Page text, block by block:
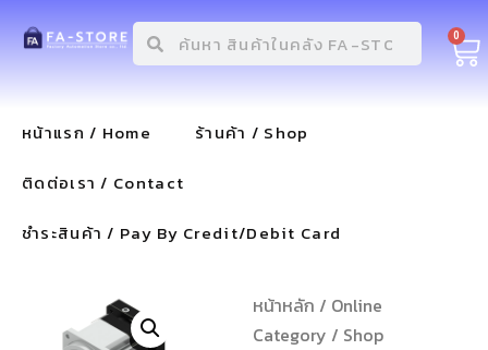
0
หน้าแรก / Home
ร้านค้า / Shop
ติดต่อเรา / Contact
ชำระสินค้า / Pay By Credit/Debit Card
หน้าหลัก / Online
Category / Shop